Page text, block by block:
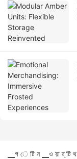
▁গ ে টি ন ▁ও য়া র্ টি